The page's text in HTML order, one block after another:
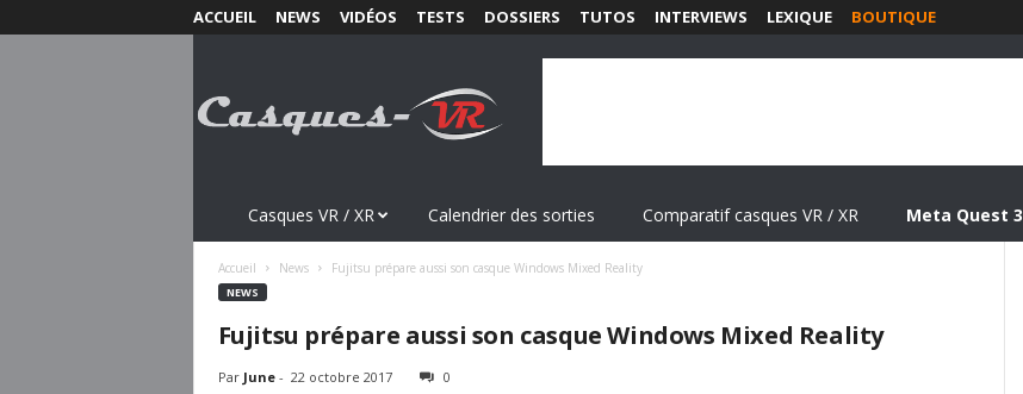
ACCUEIL NEWS VIDÉOS TESTS DOSSIERS TUTOS INTERVIEWS LEXIQUE BOUTIQUE
s
Casques VR / XR Calendrier des sorties Comparatif casques VR / XR Meta Quest 3
Accueil News Fujitsu prépare aussi son casque Windows Mixed Reality
NEWS
Fujitsu prépare aussi son casque Windows Mixed Reality
Par June- 22 octobre 2017 0